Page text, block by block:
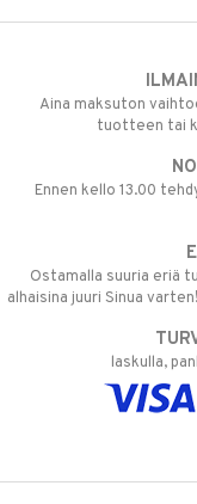
Aina maksuton
tuotteen tai
Ennen kello 13.00
Ostamalla suuria eriä
alhaisina juuri Sinua
laskulla,